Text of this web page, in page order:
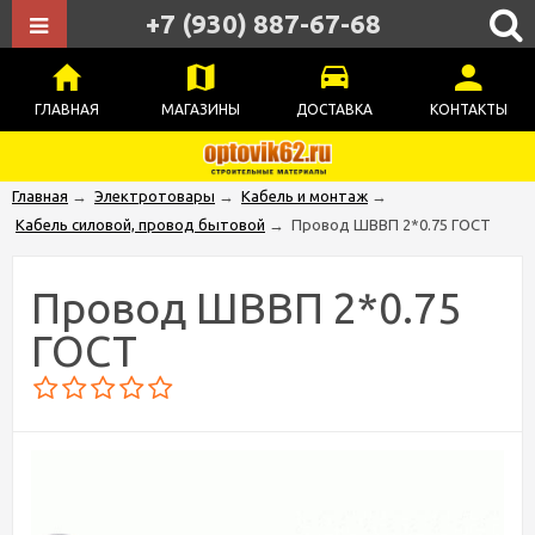
ГЛАВНАЯ МАГАЗИНЫ ДОСТАВКА КОНТАКТЫ
+7 (930) 887-67-68
Главная → Электротовары → Кабель и монтаж →
Кабель силовой, провод бытовой → Провод ШВВП 2*0.75 ГОСТ
Провод ШВВП 2*0.75
ГОСТ